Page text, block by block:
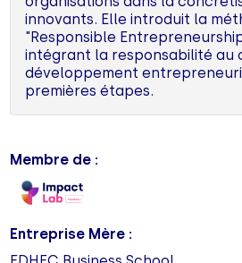
innovants. Elle introduit la
"Responsible
intégrant la responsabilité au
développement
premières étapes.
Membre de :
Entreprise Mère :